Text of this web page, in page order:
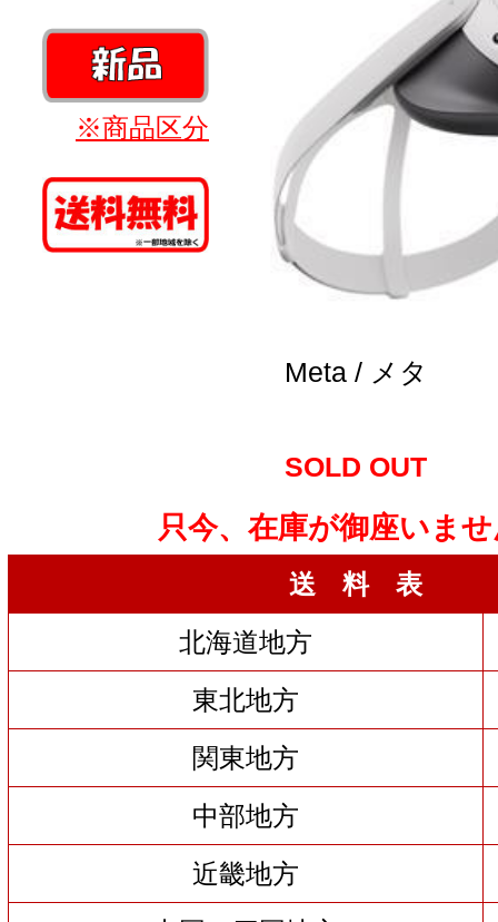
※商品区分
Meta / メタ
SOLD OUT
只今、在庫が御座いま
送 料 表
北海道地方
東北地方
関東地方
中部地方
近畿地方